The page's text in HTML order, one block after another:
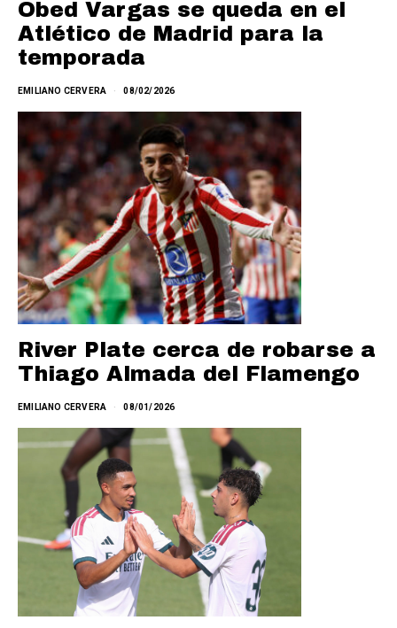
Obed Vargas se queda en el
Atlético de Madrid para la
temporada
EMILIANO CERVERA 08/02/2026
River Plate cerca de robarse a
Thiago Almada del Flamengo
EMILIANO CERVERA 08/01/2026